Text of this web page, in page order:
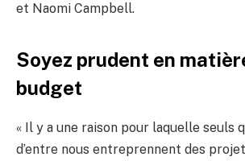
et Naomi Campbell.
Soyez prudent en
budget
« Il y a une raison pour laquelle seuls
d’entre nous entreprennent des